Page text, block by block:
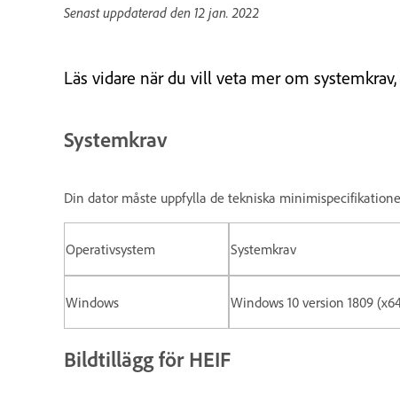
Senast uppdaterad den 12 jan. 2022
Läs vidare när du vill veta mer om
Systemkrav
Din dator måste uppfylla de tekniska
Operativsystem Systemkrav
Windows Windows 10 version 1809
Bildtillägg för HEIF